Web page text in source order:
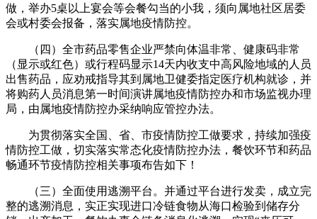
做，举办5桌以上宴会等会餐勾当的小我，须向属地社区居委
会或村委会报备，落实属地疫情防控。
（四）全市药品零售企业严禁向体温非常、健康码非常
（显示或红色）或行程码显示14天内收支中高风险地域的人员
出售药品，应劝戒指导其到属地卫健委指定医疗机构就诊，并
将购药人员消息第一时间演讲属地疫情防控办和市场监视办理
局，由属地疫情防控办采纳响应管控办法。
为贯彻落实全国、省、市疫情防控工做要求，持续加强疫
情防控工做，切实落实常态化疫情防控办法，餐饮环节和药品
畅通环节疫情防控相关事项布告如下！
（三）全面使用逃溯平台。并通过平台进行发卖，成立完
整的逃溯消息，实正实现进口冷链食物从海口检验到储存分